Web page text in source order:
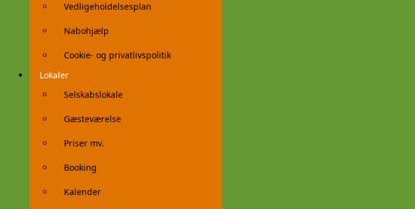
Vedligeholdelsesplan
Nabohjælp
Cookie- og privatlivspolitik
Lokaler
Selskabslokale
Gæsteværelse
Priser mv.
Booking
Kalender